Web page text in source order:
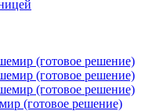
(готовое решение)